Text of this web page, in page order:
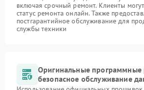
включая срочный ремонт. Клиенты
статус ремонта онлайн. Также
постгарантийное обслуживание для
службы техники
Оригинальные программные
безопасное обслуживание